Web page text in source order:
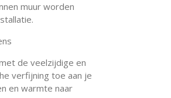
muur worden
de veelzijdige en
verfijning toe aan je
en warmte naar